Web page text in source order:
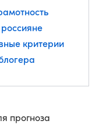
критерии
прогноза